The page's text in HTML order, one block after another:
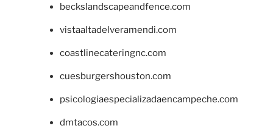
beckslandscapeandfence.com
vistaaltadelveramendi.com
coastlinecateringnc.com
cuesburgershouston.com
psicologiaespecializadaencampeche.com
dmtacos.com